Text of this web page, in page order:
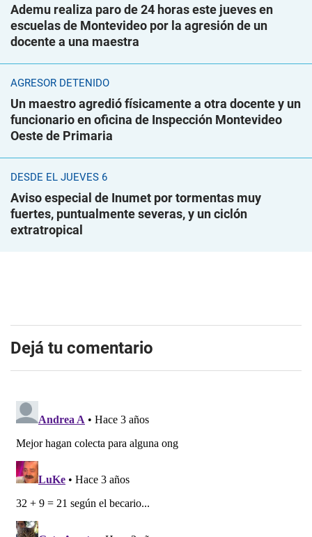
Ademu realiza paro de 24 horas este jueves en
escuelas de Montevideo por la agresión de un
docente a una maestra
AGRESOR DETENIDO
Un maestro agredió físicamente a otra docente y un
funcionario en oficina de Inspección Montevideo
Oeste de Primaria
DESDE EL JUEVES 6
Aviso especial de Inumet por tormentas muy
fuertes, puntualmente severas, y un ciclón
extratropical
Dejá tu comentario